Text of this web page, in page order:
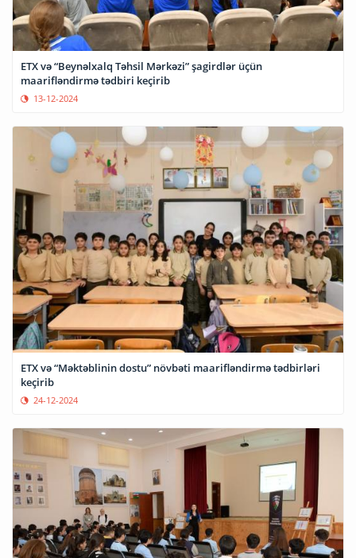
ETX və “Beynəlxalq Təhsil Mərkəzi” şagirdlər üçün
maarifləndirmə tədbiri keçirib
13-12-2024
ETX və “Məktəblinin dostu” növbəti maarifləndirmə tədbirləri
keçirib
24-12-2024